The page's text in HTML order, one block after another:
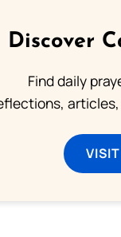
Discover
Find daily
articles,